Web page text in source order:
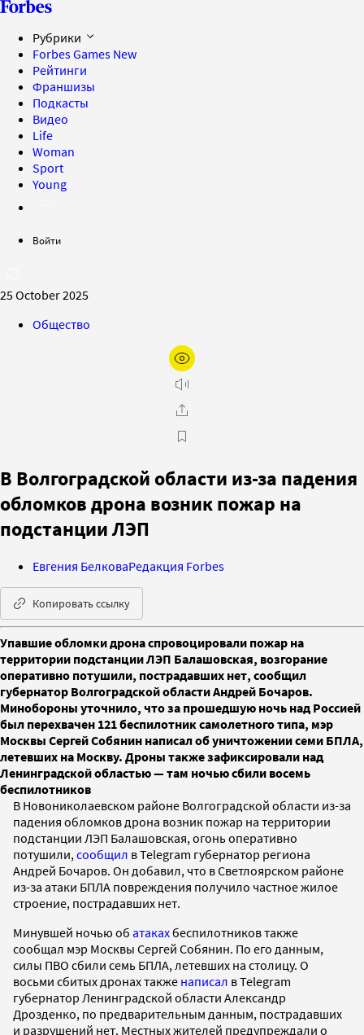
Рубрики
Forbes Games New
Рейтинги
Франшизы
Подкасты
Видео
Life
Woman
Sport
Young
Войти
25 October 2025
Общество
В Волгоградской области из-за падения
обломков дрона возник пожар на
подстанции ЛЭП
Евгения БелковаРедакция Forbes
Копировать ссылку
Упавшие обломки дрона спровоцировали пожар на
территории подстанции ЛЭП Балашовская, возгорание
оперативно потушили, пострадавших нет, сообщил
губернатор Волгоградской области Андрей Бочаров.
Минобороны уточнило, что за прошедшую ночь над Россией
был перехвачен 121 беспилотник самолетного типа, мэр
Москвы Сергей Собянин написал об уничтожении семи БПЛА,
летевших на Москву. Дроны также зафиксировали над
Ленинградской областью — там ночью сбили восемь
беспилотников
В Новониколаевском районе Волгоградской области из-за
падения обломков дрона возник пожар на территории
подстанции ЛЭП Балашовская, огонь оперативно
потушили, сообщил в Telegram губернатор региона
Андрей Бочаров. Он добавил, что в Светлоярском районе
из-за атаки БПЛА повреждения получило частное жилое
строение, пострадавших нет.
Минувшей ночью об атакахбеспилотников также
сообщал мэр Москвы Сергей Собянин. По его данным,
силы ПВО сбили семь БПЛА, летевших на столицу. О
восьми сбитых дронах также написал в Telegram
губернатор Ленинградской области Александр
Дрозденко, по предварительным данным, пострадавших
и разрушений нет. Местных жителей предупреждали о